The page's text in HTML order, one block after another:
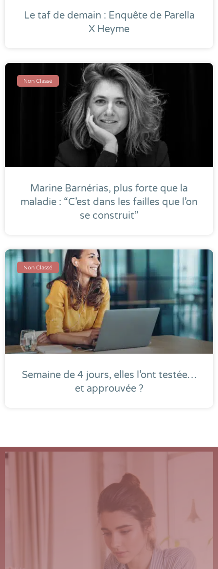
Le taf de demain : Enquête de Parella
X Heyme
Non Classé
Marine Barnérias, plus forte que la
maladie : “C’est dans les failles que l’on
se construit”
Non Classé
Semaine de 4 jours, elles l’ont testée…
et approuvée ?